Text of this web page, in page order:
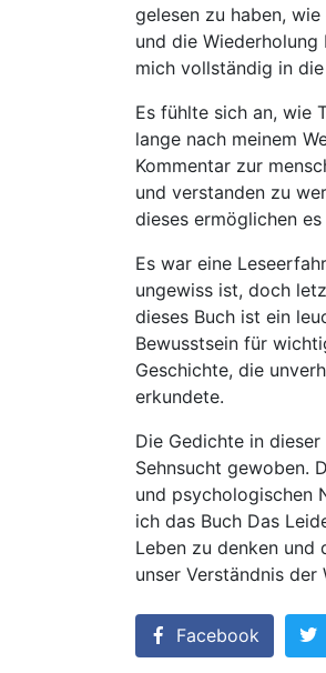
gelesen zu haben,
und die
mich vollständig in
Es fühlte sich an, wie
lange nach meinem
Kommentar zur
und verstanden zu
dieses ermöglichen
Es war eine
ungewiss ist, doch
dieses Buch ist ein
Bewusstsein für
Geschichte, die
erkundete.
Die Gedichte in
Sehnsucht gewoben.
und psychologischen
ich das Buch Das
Leben zu denken und
unser Verständnis der
Facebook